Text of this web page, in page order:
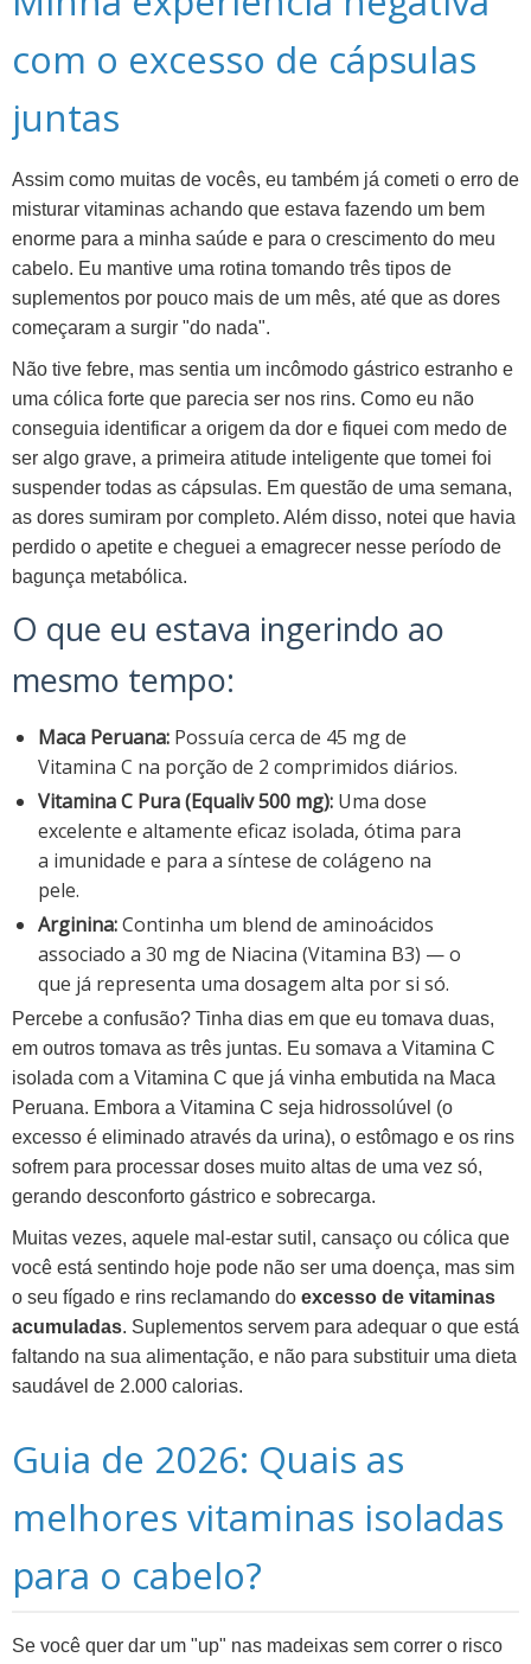
com o excesso de cápsulas
juntas
Assim como muitas de vocês, eu também já cometi o erro de
misturar vitaminas achando que estava fazendo um bem
enorme para a minha saúde e para o crescimento do meu
cabelo. Eu mantive uma rotina tomando três tipos de
suplementos por pouco mais de um mês, até que as dores
começaram a surgir "do nada".
Não tive febre, mas sentia um incômodo gástrico estranho e
uma cólica forte que parecia ser nos rins. Como eu não
conseguia identificar a origem da dor e fiquei com medo de
ser algo grave, a primeira atitude inteligente que tomei foi
suspender todas as cápsulas. Em questão de uma semana,
as dores sumiram por completo. Além disso, notei que havia
perdido o apetite e cheguei a emagrecer nesse período de
bagunça metabólica.
O que eu estava ingerindo ao
mesmo tempo:
Maca Peruana: Possuía cerca de 45 mg de
Vitamina C na porção de 2 comprimidos diários.
Vitamina C Pura (Equaliv 500 mg): Uma dose
excelente e altamente eficaz isolada, ótima para
a imunidade e para a síntese de colágeno na
pele.
Arginina:Continha um blend de aminoácidos
associado a 30 mg de Niacina (Vitamina B3) — o
que já representa uma dosagem alta por si só.
Percebe a confusão? Tinha dias em que eu tomava duas,
em outros tomava as três juntas. Eu somava a Vitamina C
isolada com a Vitamina C que já vinha embutida na Maca
Peruana. Embora a Vitamina C seja hidrossolúvel (o
excesso é eliminado através da urina), o estômago e os rins
sofrem para processar doses muito altas de uma vez só,
gerando desconforto gástrico e sobrecarga.
Muitas vezes, aquele mal-estar sutil, cansaço ou cólica que
você está sentindo hoje pode não ser uma doença, mas sim
o seu fígado e rins reclamando do excesso de vitaminas
acumuladas. Suplementos servem para adequar o que está
faltando na sua alimentação, e não para substituir uma dieta
saudável de 2.000 calorias.
Guia de 2026: Quais as
melhores vitaminas isoladas
para o cabelo?
Se você quer dar um "up" nas madeixas sem correr o risco